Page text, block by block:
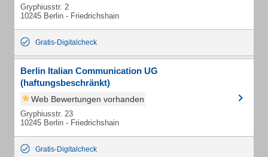
Gryphiusstr. 2
10245 Berlin - Friedrichshain
Gratis-Digitalcheck
Berlin Italian Communication UG
(haftungsbeschränkt)
Web Bewertungen vorhanden
Gryphiusstr. 23
10245 Berlin - Friedrichshain
Gratis-Digitalcheck